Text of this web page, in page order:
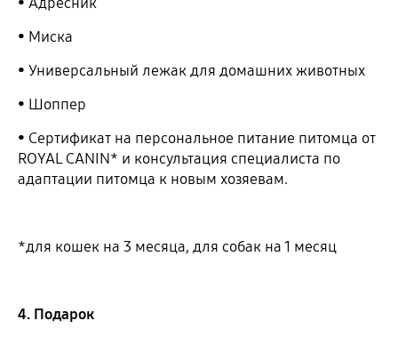
• Миска
• Универсальный лежак для домашних животных
• Шоппер
• Сертификат на персональное питание питомца от
ROYAL CANIN* и консультация специалиста по
адаптации питомца к новым хозяевам.
*для кошек на 3 месяца, для собак на 1 месяц
4. Подарок